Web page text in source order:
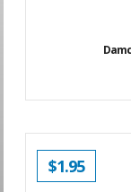
$1.95